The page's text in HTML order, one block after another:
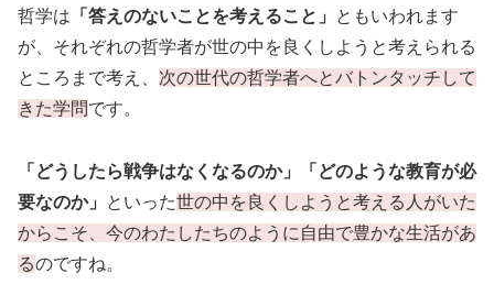
哲学は 「答えのないことを考えること」
ともいわれます
が、それぞれの哲学者が世の中を良くしようと考えられる
ところまで考え、 次の世代の哲学者へとバトンタッチして
きた学問です。
「どうしたら戦争はなくなるのか」「どのような教育が必
要なのか」
といった世の中を良くしようと考える人がいた
からこそ、今のわたしたちのように自由で豊かな生活があ
るのですね。